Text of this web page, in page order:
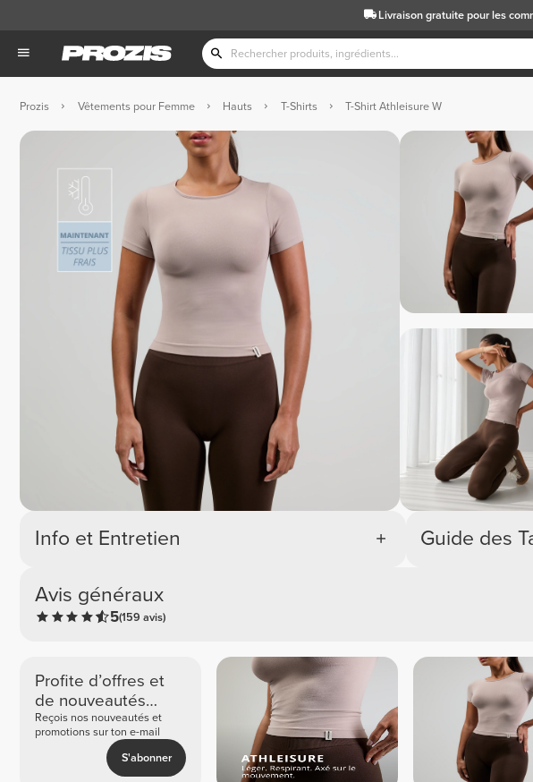
Livraison gratuitepour les
Prozis Vêtements pour Femme Hauts T-Shirts T-Shirt Athleisure W
Info et Entretien
Avis généraux
5(159 avis)
Guide des
Profite d’offres et
de nouveautés
exclusives
Reçois nos nouveautés et
promotions sur ton e-mail
S'abonner